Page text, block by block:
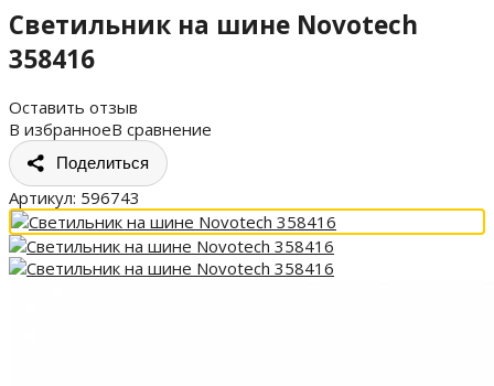
Светильник на шине Novotech
358416
Оставить отзыв
В избранноеВ сравнение
Поделиться
Артикул: 596743